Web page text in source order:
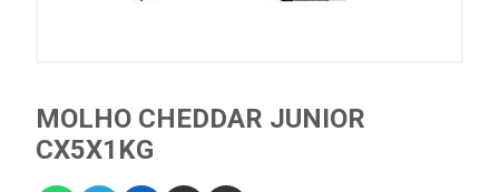
MOLHO CHEDDAR JUNIOR
CX5X1KG